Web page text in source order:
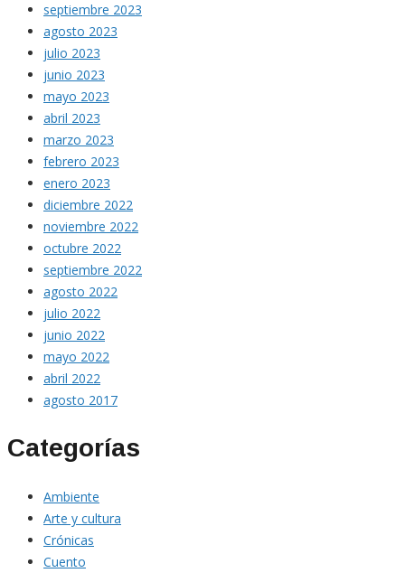
septiembre 2023
agosto 2023
julio 2023
junio 2023
mayo 2023
abril 2023
marzo 2023
febrero 2023
enero 2023
diciembre 2022
noviembre 2022
octubre 2022
septiembre 2022
agosto 2022
julio 2022
junio 2022
mayo 2022
abril 2022
agosto 2017
Categorías
Ambiente
Arte y cultura
Crónicas
Cuento